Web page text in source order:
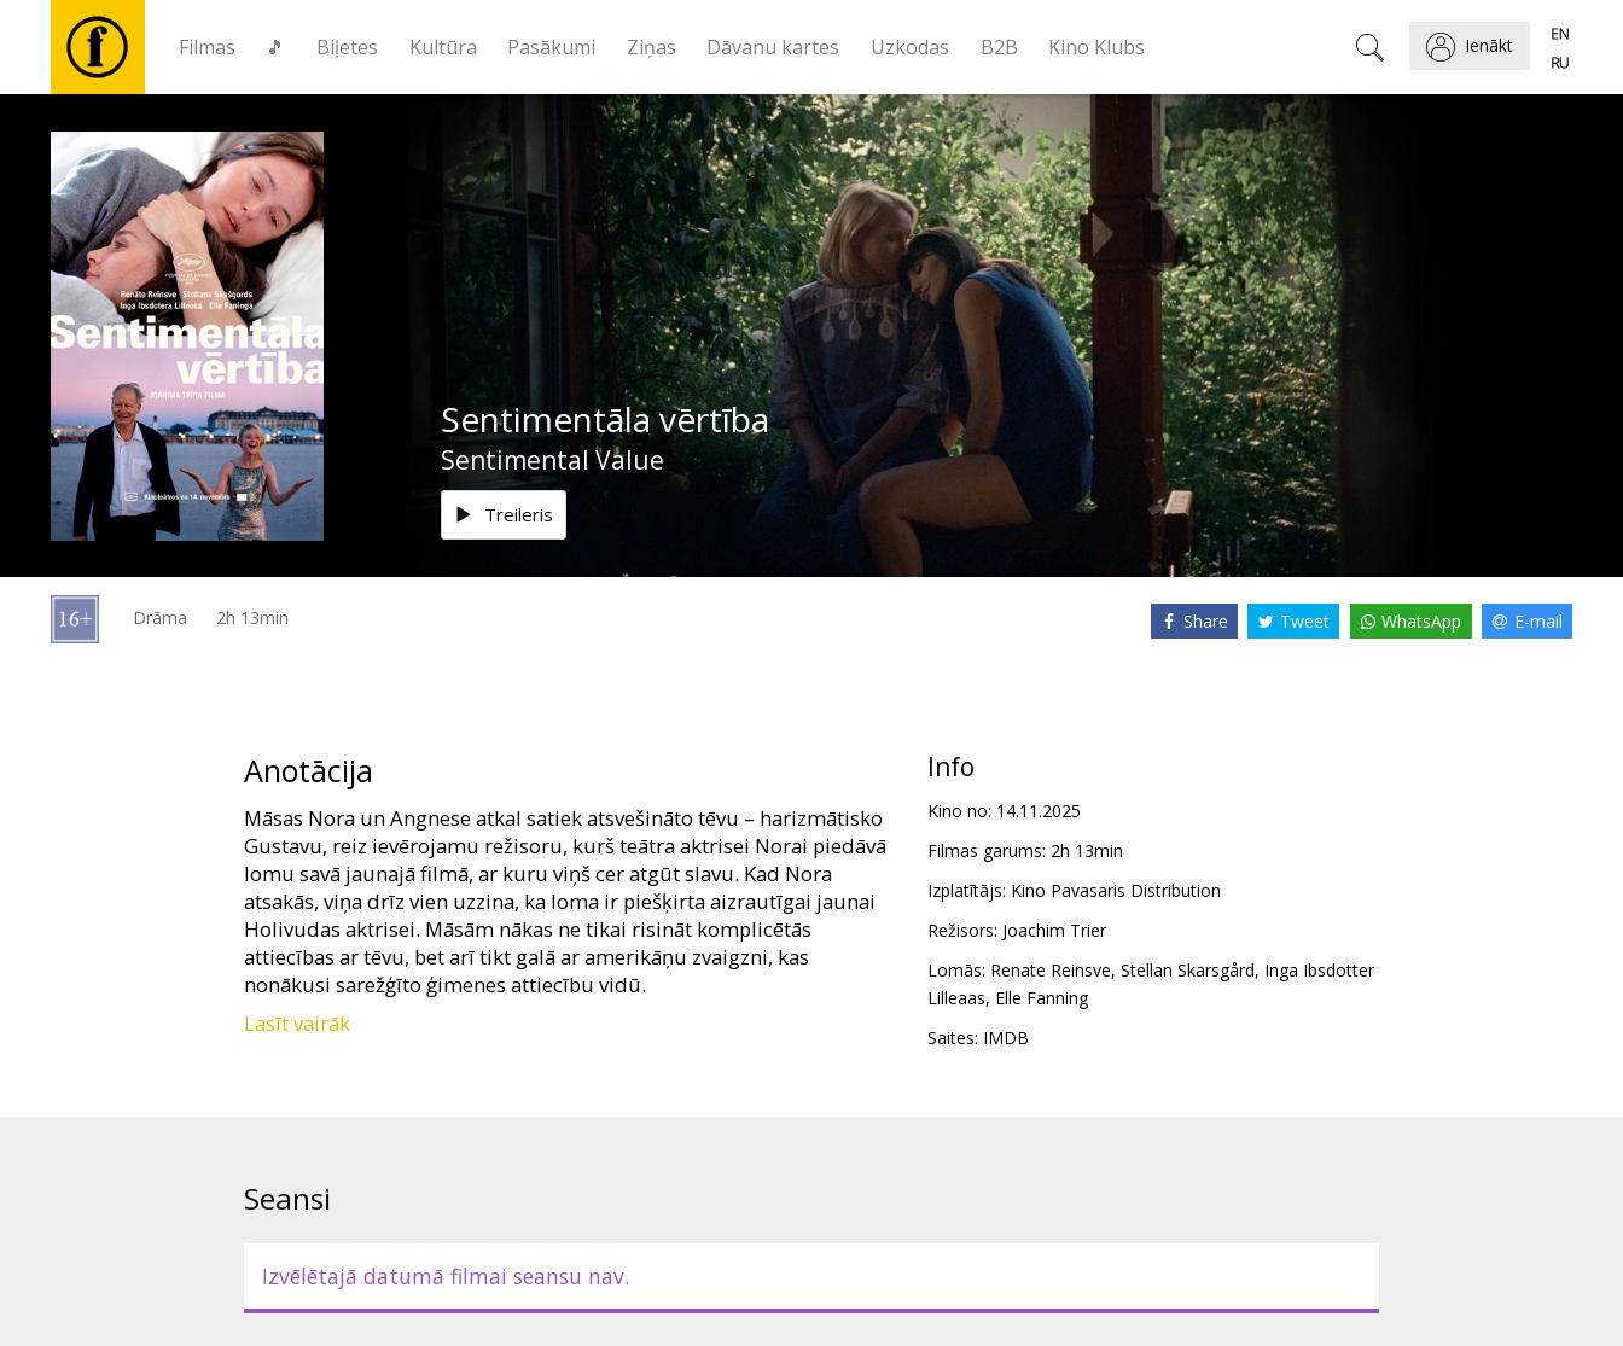
Filmas 🎵 Biļetes Kultūra Pasākumi Ziņas Dāvanu kartes Uzkodas B2B Kino Klubs Ienākt
Filmas
🎵
Biļetes
Kultūra
Pasākumi
Ziņas
kartes
Sentimentāla vērtība
Sentimental Value
Treileris
Drāma 2h 13min Share Tweet WhatsApp E-mail
Anotācija
Māsas Nora un Angnese atkal satiek atsvešināto tēvu – harizmātisko
Gustavu, reiz ievērojamu režisoru, kurš teātra aktrisei Norai piedāvā
lomu savā jaunajā filmā, ar kuru viņš cer atgūt slavu. Kad Nora
atsakās, viņa drīz vien uzzina, ka loma ir piešķirta aizrautīgai jaunai
Holivudas aktrisei. Māsām nākas ne tikai risināt komplicētās
attiecības ar tēvu, bet arī tikt galā ar amerikāņu zvaigzni, kas
nonākusi sarežģīto ģimenes attiecību vidū.
Filma norvēģu un angļu valodā ar subtitriem latviešu un krievu
Lasīt vairāk
Info
Kino no: 14.11.2025
Filmas garums: 2h 13min
Izplatītājs: Kino Pavasaris Distribution
Režisors: Joachim Trier
Lomās: Renate Reinsve, Stellan Skarsgård, Inga Ibsdotter
Lilleaas, Elle Fanning
Saites: IMDB
Seansi
Izvēlētajā datumā filmai seansu nav.